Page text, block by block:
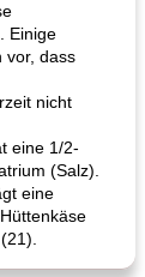
Einige
vor, dass
nicht
eine 1/2-
(Salz).
eine